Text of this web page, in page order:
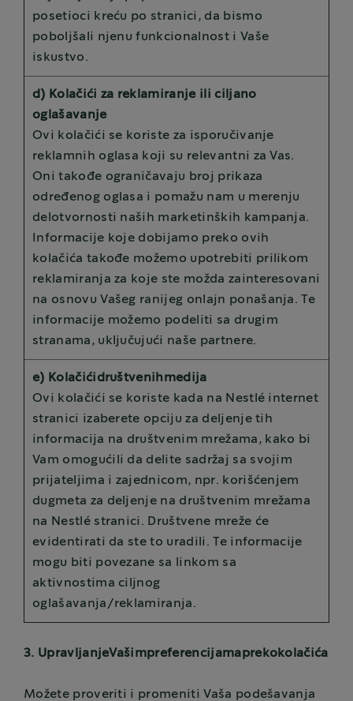
posetioci kreću po stranici, da bismo
poboljšali njenu funkcionalnost i Vaše
iskustvo.
d) Kolačići za reklamiranje ili ciljano
oglašavanje
Ovi kolačići se koriste za isporučivanje
reklamnih oglasa koji su relevantni za Vas.
Oni takođe ograničavaju broj prikaza
određenog oglasa i pomažu nam u merenju
delotvornosti naših marketinških kampanja.
Informacije koje dobijamo preko ovih
kolačića takođe možemo upotrebiti prilikom
reklamiranja za koje ste možda zainteresovani
na osnovu Vašeg ranijeg onlajn ponašanja. Te
informacije možemo podeliti sa drugim
stranama, uključujući naše partnere.
e) Kolačićidruštvenihmedija
Ovi kolačići se koriste kada na Nestlé internet
stranici izaberete opciju za deljenje tih
informacija na društvenim mrežama, kako bi
Vam omogućili da delite sadržaj sa svojim
prijateljima i zajednicom, npr. korišćenjem
dugmeta za deljenje na društvenim mrežama
na Nestlé stranici. Društvene mreže će
evidentirati da ste to uradili. Te informacije
mogu biti povezane sa linkom sa
aktivnostima ciljnog
oglašavanja/reklamiranja.
3. UpravljanjeVašimpreferencijamaprekokolačića
Možete proveriti i promeniti Vaša podešavanja